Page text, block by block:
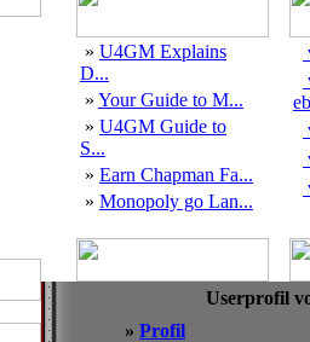
» U4GM Explains
D...
» Your Guide to M...
» U4GM Guide to
S...
» Earn Chapman Fa...
» Monopoly go Lan...
Userprofil
» Profil